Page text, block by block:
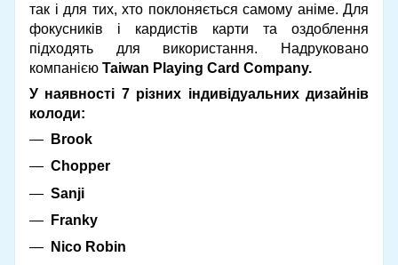
так і для тих, хто поклоняється самому аніме. Для
фокусників і кардистів карти та оздоблення
підходять для використання. Надруковано
компанією Taiwan Playing Card Company.
У наявності 7 різних індивідуальних дизайнів
колоди:
Brook
Chopper
Sanji
Franky
Nico Robin